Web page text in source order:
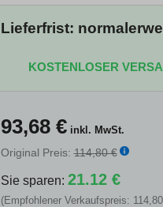
Lieferfrist:
KOSTENLOSER
93,68€inkl. MwSt.
Original Preis:114,80 €
Sie sparen: 21.12 €
(Empfohlener Verkaufspreis: